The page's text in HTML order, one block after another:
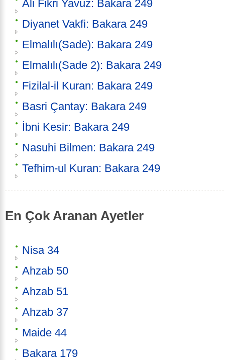
Ali Fikri Yavuz: Bakara 249
Diyanet Vakfi: Bakara 249
Elmalılı(Sade): Bakara 249
Elmalılı(Sade 2): Bakara 249
Fizilal-il Kuran: Bakara 249
Basri Çantay: Bakara 249
İbni Kesir: Bakara 249
Nasuhi Bilmen: Bakara 249
Tefhim-ul Kuran: Bakara 249
En Çok Aranan Ayetler
Nisa 34
Ahzab 50
Ahzab 51
Ahzab 37
Maide 44
Bakara 179